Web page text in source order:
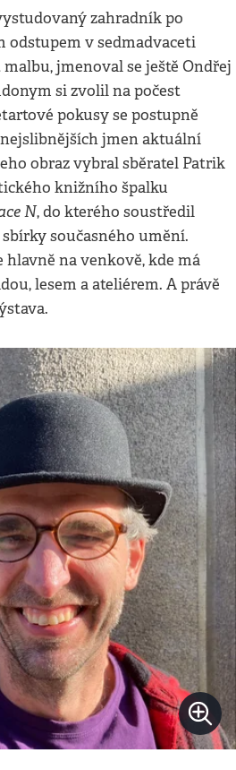
zahradník po
odstupem v sedmadvaceti
jmenoval se ještě Ondřej
si zvolil na počest
pokusy se postupně
jmen aktuální
obraz vybral sběratel Patrik
knižního špalku
N, do kterého soustředil
současného umění.
na venkově, kde má
lesem a ateliérem. A právě